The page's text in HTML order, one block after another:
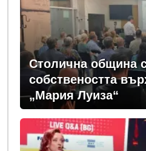
Столична община
собствеността
„Мария Луиза“